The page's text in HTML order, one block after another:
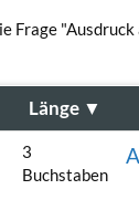
Frage "Ausdruck
Länge ▼
3
Buchstaben